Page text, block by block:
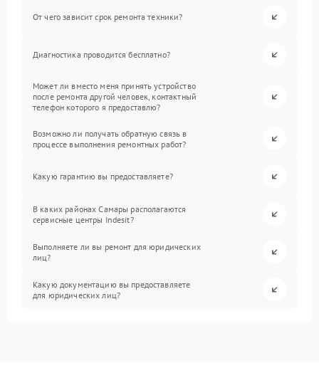
От чего зависит срок ремонта техники?
Диагностика проводится бесплатно?
Может ли вместо меня принять устройство
после ремонта другой человек, контактный
телефон которого я предоставлю?
Возможно ли получать обратную связь в
процессе выполнения ремонтных работ?
Какую гарантию вы предоставляете?
В каких районах Самары располагаются
сервисные центры Indesit?
Выполняете ли вы ремонт для юридических
лиц?
Какую документацию вы предоставляете
для юридических лиц?